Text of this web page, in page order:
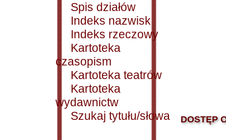
Spis działów
Indeks nazwisk
Indeks rzeczowy
Kartoteka
czasopism
Kartoteka teatrów
Kartoteka
wydawnictw
Szukaj tytułu/słowa
DOSTĘP